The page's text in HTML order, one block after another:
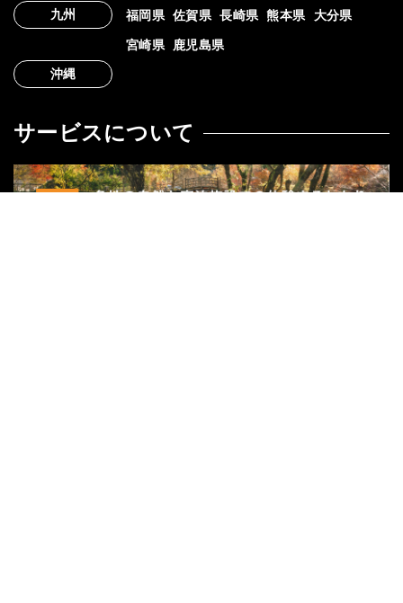
九州 福岡県 佐賀県 長崎県 熊本県 大分県
宮崎県
鹿児島県
沖縄
サービスについて